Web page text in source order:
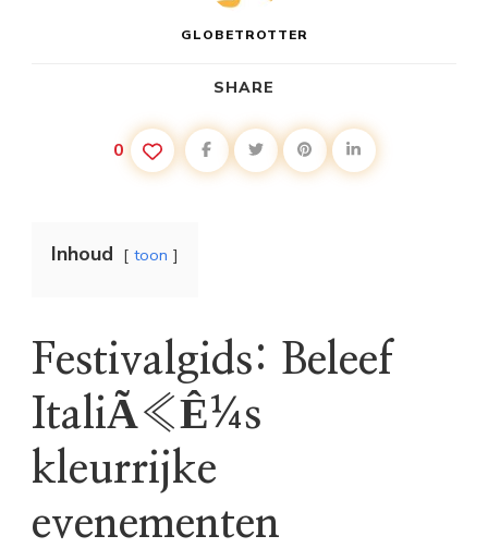
GLOBETROTTER
SHARE
0
Inhoud toon
Festivalgids: Beleef
ItaliÃ«Ê¼s
kleurrijke
evenementen